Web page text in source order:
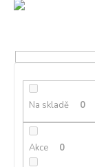
Na skladě 0
Akce 0